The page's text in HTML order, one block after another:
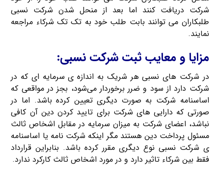
شرکت دریافت کنند اما بعد از منحل شدن شرکت نسبی
طلبکاران می توانند بابت طلب خود به تک تک شرکاء مراجعه
نمایند.
مزایا و معایب ثبت شرکت نسبی:
در شرکت های نسبی هر شریک به اندازه ی سرمایه‌ ای که در
شرکت دارد از سود و ضرر برخوردار می‌شود، بجز در مواقعی که
اساسنامه شرکت به صورت دیگری تعیین کرده باشد. اما در
صورتی که دارایی های شرکت برای تایید کردن دین آن کافی
نباشد، اعضای شرکت به میزان سرمایه در مقابل اشخاص ثالث
مسئول پرداخت دین هستند مگر اینکه شرکت نامه یا اساسنامه
ی شرکت نسبی نوع دیگری مقرر کرده باشد. بنابراین قرارداد
فقط بین شرکاء تاثیر دارد و در مورد اشخاص ثالث کارکرد ندارد.